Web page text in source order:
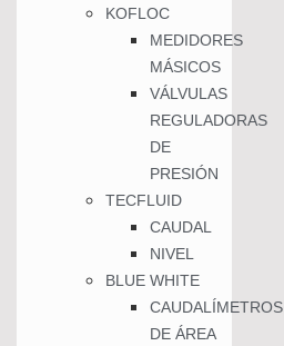
KOFLOC
MEDIDORES
MÁSICOS
VÁLVULAS
REGULADORAS
DE
PRESIÓN
TECFLUID
CAUDAL
NIVEL
BLUE WHITE
CAUDALÍMETROS
DE ÁREA